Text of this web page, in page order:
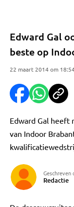
Edward Gal
beste op
22 maart 2014 om
Edward Gal heeft
van Indoor
Geschreven
Redactie